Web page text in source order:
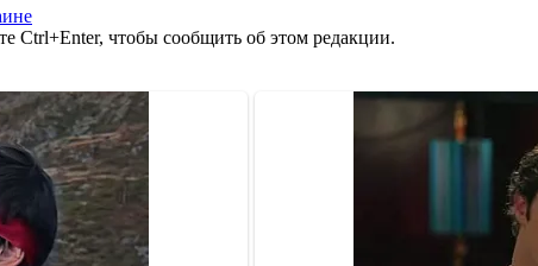
Ctrl+Enter, чтобы сообщить об этом редакции.